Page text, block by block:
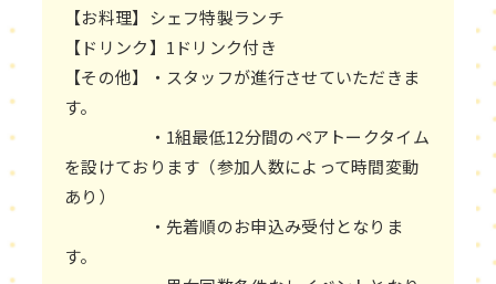
【お料理】シェフ特製ランチ
【ドリンク】1ドリンク付き
【その他】・スタッフが進行させていただきま
す。
・1組最低12分間のペアトークタイム
を設けております（参加人数によって時間変動
あり）
・先着順のお申込み受付となりま
す。